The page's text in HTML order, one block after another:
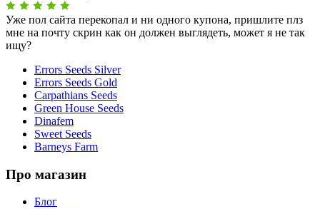
Уже пол сайта перекопал и ни одного купона, пришлите плз
мне на почту скрин как он должен выглядеть, может я не так
ищу?
Errors Seeds Silver
Errors Seeds Gold
Carpathians Seeds
Green House Seeds
Dinafem
Sweet Seeds
Barneys Farm
Про магазин
Блог